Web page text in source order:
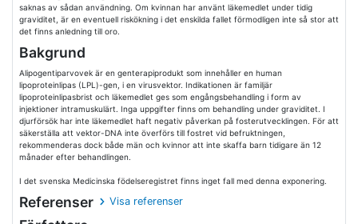
saknas av sådan användning. Om kvinnan har använt läkemedlet under tidig
graviditet, är en eventuell riskökning i det enskilda fallet förmodligen inte så stor att
det finns anledning till oro.
Bakgrund
Alipogentiparvovek är en genterapiprodukt som innehåller en human
lipoproteinlipas (LPL)-gen, i en virusvektor. Indikationen är familjär
lipoproteinlipasbrist och läkemedlet ges som engångsbehandling i form av
injektioner intramuskulärt. Inga uppgifter finns om behandling under graviditet. I
djurförsök har inte läkemedlet haft negativ påverkan på fosterutvecklingen. För att
säkerställa att vektor-DNA inte överförs till fostret vid befruktningen,
rekommenderas dock både män och kvinnor att inte skaffa barn tidigare än 12
månader efter behandlingen.
I det svenska Medicinska födelseregistret finns inget fall med denna exponering.
Referenser Visa referenser